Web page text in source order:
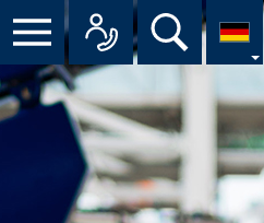
Suche